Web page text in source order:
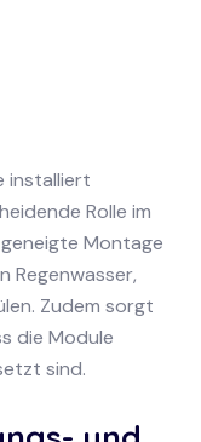
installiert
Rolle im
Montage
Regenwasser,
Zudem sorgt
die Module
sind.